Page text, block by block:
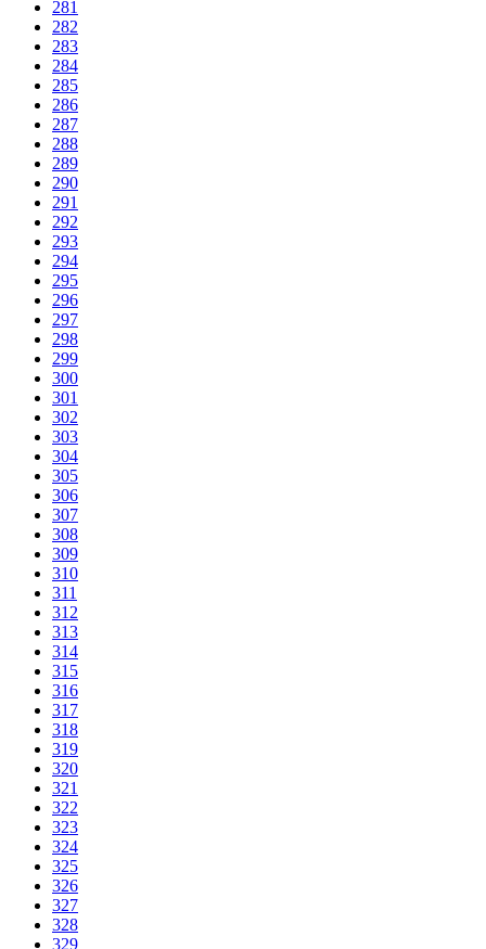
281
282
283
284
285
286
287
288
289
290
291
292
293
294
295
296
297
298
299
300
301
302
303
304
305
306
307
308
309
310
311
312
313
314
315
316
317
318
319
320
321
322
323
324
325
326
327
328
329